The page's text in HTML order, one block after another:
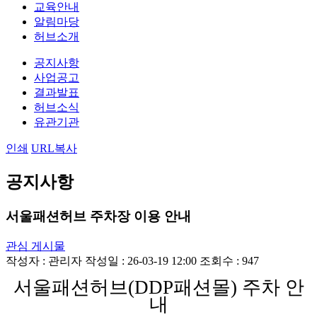
교육안내
알림마당
허브소개
공지사항
사업공고
결과발표
허브소식
유관기관
인쇄 URL복사
공지사항
서울패션허브 주차장 이용 안내
관심 게시물
작성자 : 관리자 작성일 : 26-03-19 12:00 조회수 : 947
서울패션허브(DDP패션몰) 주차 안
내